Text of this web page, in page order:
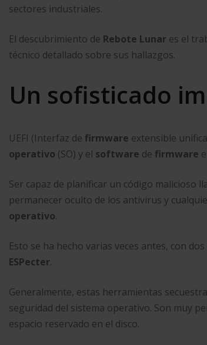
sectores industriales.
El descubrimiento de Rebote Lunar es el
técnico detallado sobre sus hallazgos.
Un sofisticado
UEFI (Interfaz de firmware extensible
operativo (SO) y el software de firmware
Ser capaz de planificar un código malicioso
permanecer oculto de los antivirus y
operativo.
Esto se ha hecho varias veces antes, con
ESPecter.
Generalmente, estas herramientas
seguridad del sistema operativo. Son muy
espacio reservado en el disco.